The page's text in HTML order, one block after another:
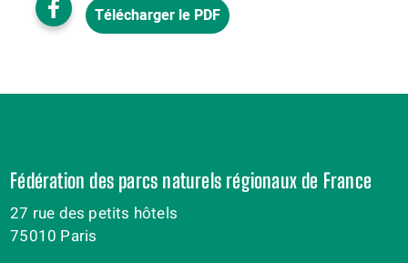
Télécharger le PDF
Fédération des parcs naturels régionaux de France
27 rue des petits hôtels
75010 Paris